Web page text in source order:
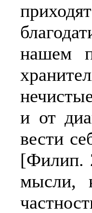
нашем
и от
вести
[Филип.
мысли,